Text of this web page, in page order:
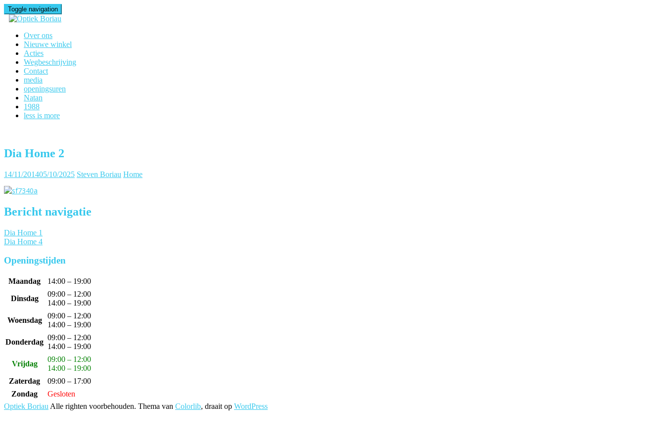
Toggle navigation
Over ons
Nieuwe winkel
Acties
Wegbeschrijving
Contact
media
openingsuren
Natan
1988
less is more
Dia Home 2
14/11/201405/10/2025 Steven Boriau Home
Bericht navigatie
Dia Home 1
Dia Home 4
Openingstijden
Maandag 14:00 – 19:00
Dinsdag
09:00 – 12:00
14:00 – 19:00
Woensdag
09:00 – 12:00
14:00 – 19:00
Donderdag
09:00 – 12:00
14:00 – 19:00
Vrijdag
09:00 – 12:00
14:00 – 19:00
Zaterdag
09:00 – 17:00
Zondag
Gesloten
Optiek Boriau Alle righten voorbehouden. Thema van Colorlib, draait op WordPress